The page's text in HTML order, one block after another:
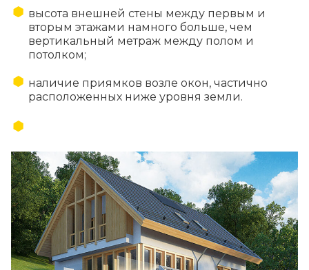
высота внешней стены между первым и
вторым этажами намного больше, чем
вертикальный метраж между полом и
потолком;
наличие приямков возле окон, частично
расположенных ниже уровня земли.